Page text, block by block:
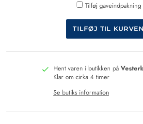
Tilføj gaveindpakning
Hent varen i butikken på
Klar om cirka 4 timer
Se butiks information